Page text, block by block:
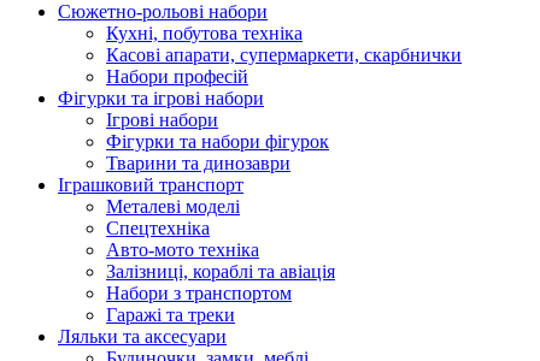
Сюжетно-рольові набори
Кухні, побутова техніка
Касові апарати, супермаркети, скарбнички
Набори професій
Фігурки та ігрові набори
Ігрові набори
Фігурки та набори фігурок
Тварини та динозаври
Іграшковий транспорт
Металеві моделі
Спецтехніка
Авто-мото техніка
Залізниці, кораблі та авіація
Набори з транспортом
Гаражі та треки
Ляльки та аксесуари